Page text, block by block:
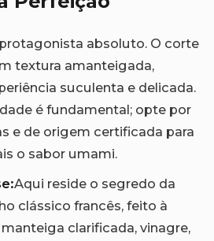
absoluto. O corte
textura amanteigada,
suculenta e delicada.
é fundamental; opte por
e de origem certificada para
o sabor umami.
Aqui reside o segredo da
clássico francês, feito à
clarificada, vinagre,